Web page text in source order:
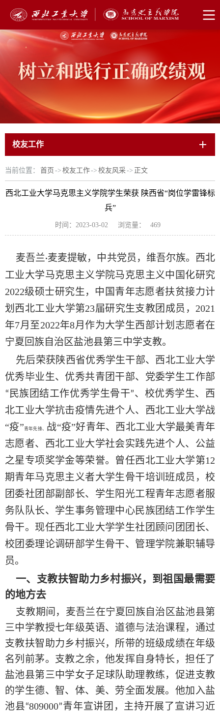
校友工作
当前位置： 首页 -> 校友工作-> 校友风采-> 正文
西北工业大学马克思主义学院学生荣获 陕西省“岗位学雷锋标
兵”
时间：2023-03-02 浏览量： 469
麦吾兰·麦麦提敏，中共党员，维吾尔族。西北
工业大学马克思主义学院马克思主义中国化研究
2022级硕士研究生，中国青年志愿者扶贫接力计
划西北工业大学第23届研究生支教团成员，2021
年7月至2022年8月作为大学生西部计划志愿者在
宁夏回族自治区盐池县第三中学支教。
先后荣获陕西省优秀学生干部、西北工业大学
优秀毕业生、优秀共青团干部、党委学生工作部
“ 民族团结工作优秀学生骨干”、校优秀学生、西
北工业大学抗击疫情先进个人、西北工业大学战
“疫”青年先锋、 战“疫”好青年、西北工业大学最美青年
志愿者、西北工业大学社会实践先进个人、公益
之星专项奖学金等荣誉。曾任西北工业大学第12
期青年马克思主义者大学生骨干培训班成员，校
团委社团部副部长、学生阳光工程青年志愿者服
务队队长、学生事务管理中心民族团结工作学生
骨干。现任西北工业大学学生社团顾问团团长、
校团委理论调研部学生骨干、管理学院兼职辅导
员。
一、支教扶智助力乡村振兴，到祖国最需要
的地方去
支教期间，麦吾兰在宁夏回族自治区盐池县第
三中学教授七年级英语、道德与法治课程，通过
支教扶智助力乡村振兴，所带的班级成绩在年级
名列前茅。支教之余，他发挥自身特长，担任了
盐池县第三中学女子足球队助理教练，促进支教
的学生德、智、体、美、劳全面发展。他加入盐
池县“809000”青年宣讲团，主持开展了宣讲习近